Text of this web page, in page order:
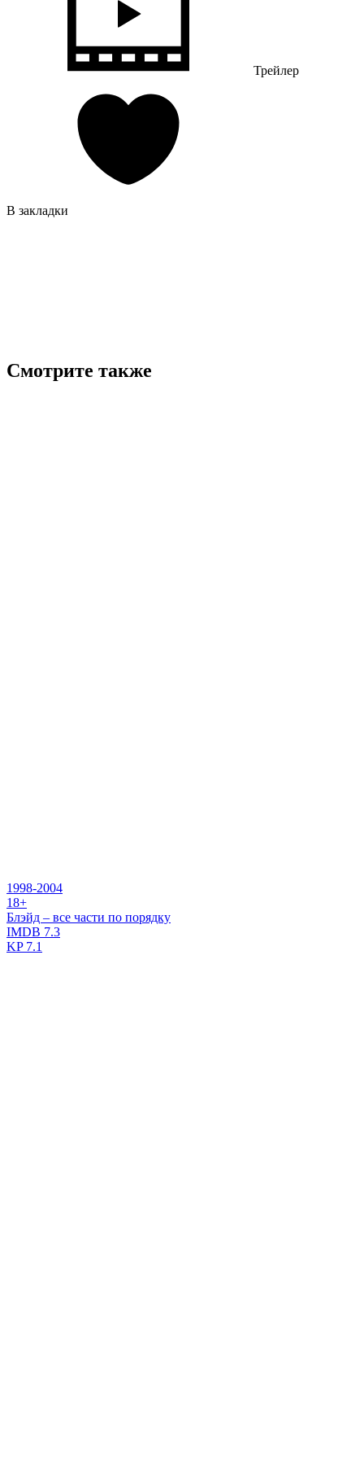
Трейлер
В закладки
Смотрите также
1998-2004
18+
Блэйд – все части по порядку
IMDB 7.3
KP7.1